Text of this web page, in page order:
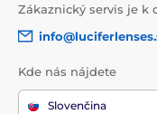
Zákaznický servis je k
Kde nás nájdete
Slovenčina